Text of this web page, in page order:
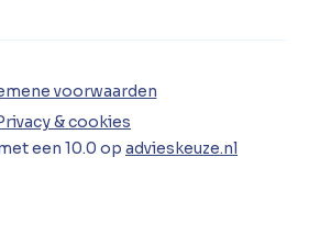
voorwaarden
& cookies
een 10.0 op advieskeuze.nl